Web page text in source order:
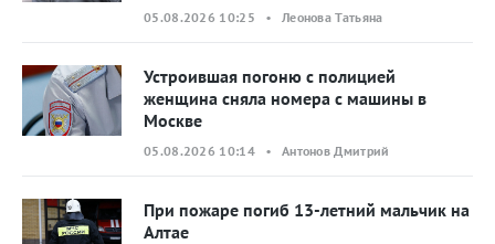
05.08.2026 10:25 • Леонова Татьяна
Устроившая погоню с полицией
женщина сняла номера с машины в
Москве
05.08.2026 10:14 • Антонов Дмитрий
При пожаре погиб 13-летний мальчик на
Алтае